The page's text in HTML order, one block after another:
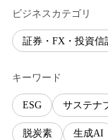
ビジネスカテゴリ
証券・FX・投資信
キーワード
ESG サステナ
脱炭素 生成AI